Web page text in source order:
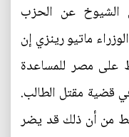
الشيوخ عن الحزب
ماتيو رينزي إن
على مصر للمساعدة
قضية مقتل الطالب.
من أن ذلك قد يضر